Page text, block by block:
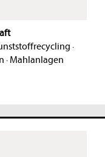
·
· Mahlanlagen